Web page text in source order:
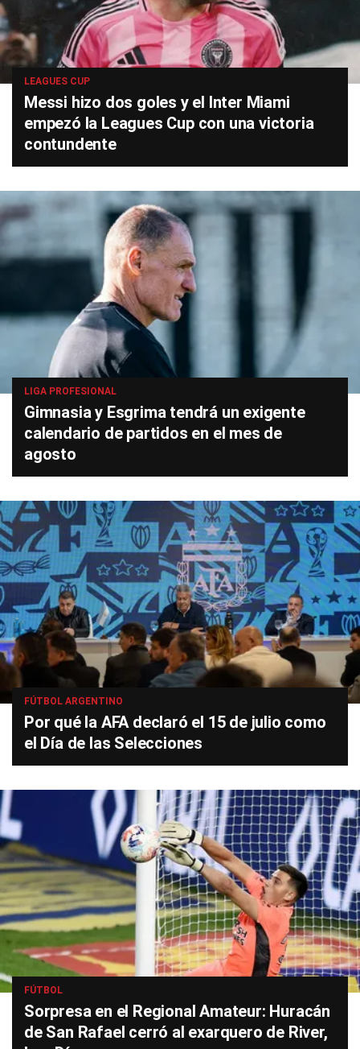
LEAGUES CUP
Messi hizo dos goles y el Inter Miami
empezó la Leagues Cup con una victoria
contundente
LIGA PROFESIONAL
Gimnasia y Esgrima tendrá un exigente
calendario de partidos en el mes de
agosto
FÚTBOL ARGENTINO
Por qué la AFA declaró el 15 de julio como
el Día de las Selecciones
FÚTBOL
Sorpresa en el Regional Amateur: Huracán
de San Rafael cerró al exarquero de River,